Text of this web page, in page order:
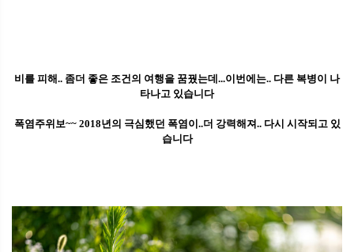
비를 피해.. 좀더 좋은 조건의 여행을 꿈꿨는데...이번에는.. 다른 복병이 나
타나고 있습니다
폭염주위보~~ 2018년의 극심했던 폭염이..더 강력해져.. 다시 시작되고 있
습니다